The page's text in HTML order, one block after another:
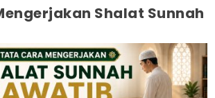
Shalat Sunnah